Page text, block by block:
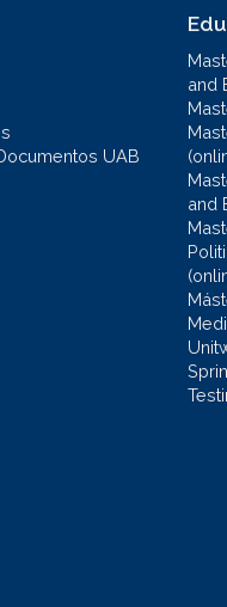
UAB
and
and